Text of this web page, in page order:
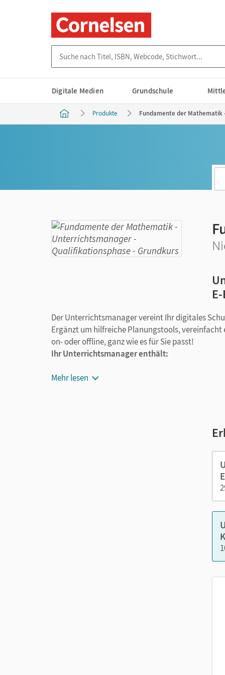
Digitale Medien Grundschule
Produkte Fundamente der
Der Unterrichtsmanager vereint Ihr digitales
Ergänzt um hilfreiche Planungstools,
on- oder offline, ganz wie es für Sie passt!
Ihr Unterrichtsmanager enthält:
E-Book mit Medien
Nutzen Sie den Unterrichtsmanager auf
Mehr lesen